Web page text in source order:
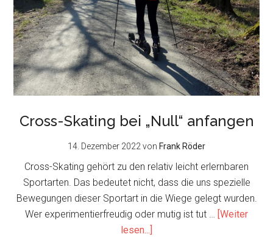
Cross-Skating bei „Null“ anfangen
14. Dezember 2022von Frank Röder
Cross-Skating gehört zu den relativ leicht erlernbaren
Sportarten. Das bedeutet nicht, dass die uns spezielle
Bewegungen dieser Sportart in die Wiege gelegt wurden.
Wer experimentierfreudig oder mutig ist tut … [Weiter
lesen...]